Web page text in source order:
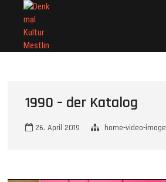
content
1990 – der Katalog
26. April 2019 home-video-image